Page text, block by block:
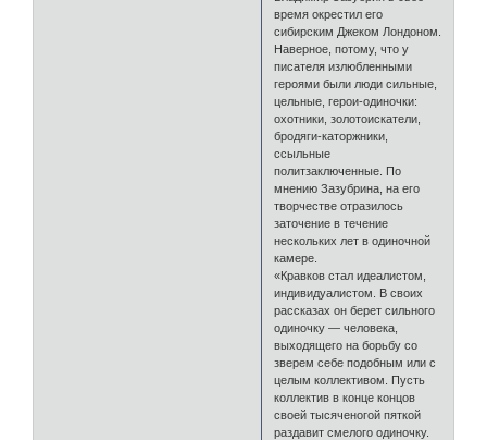
время окрестил его
сибирским Джеком Лондоном.
Наверное, потому, что у
писателя излюбленными
героями были люди сильные,
цельные, герои-одиночки:
охотники, золотоискатели,
бродяги-каторжники,
ссыльные
политзаключенные. По
мнению Зазубрина, на его
творчестве отразилось
заточение в течение
нескольких лет в одиночной
камере.
«Кравков стал идеалистом,
индивидуалистом. В своих
рассказах он берет сильного
одиночку — человека,
выходящего на борьбу со
зверем себе подобным или с
целым коллективом. Пусть
коллектив в конце концов
своей тысяченогой пяткой
раздавит смелого одиночку.